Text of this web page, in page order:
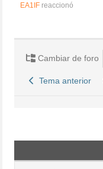
EA1IF reaccionó
Cambiar de foro
Tema anterior